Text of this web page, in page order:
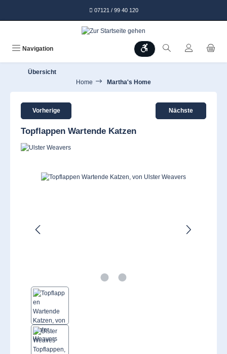
07121 / 99 40 120
Navigation Werkzeugleiste anzeigen
Übersicht
Home
Martha's Home
Vorherige Nächste
Topflappen Wartende Katzen
Bildergalerie überspringen